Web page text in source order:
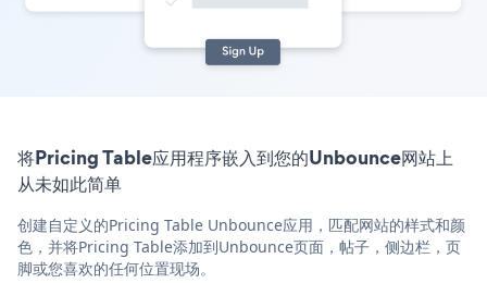
将Pricing Table应用程序嵌入到您的Unbounce网站上
从未如此简单
创建自定义的Pricing Table Unbounce应用，匹配网站的样式和颜
色，并将Pricing Table添加到Unbounce页面，帖子，侧边栏，页
脚或您喜欢的任何位置现场。